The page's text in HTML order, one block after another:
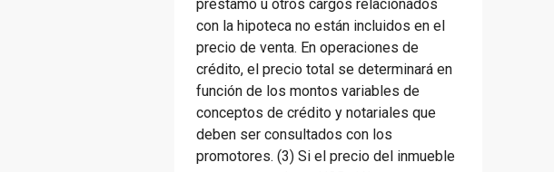
préstamo u otros cargos relacionados
con la hipoteca no están incluidos en el
precio de venta. En operaciones de
crédito, el precio total se determinará en
función de los montos variables de
conceptos de crédito y notariales que
deben ser consultados con los
promotores. (3) Si el precio del inmueble